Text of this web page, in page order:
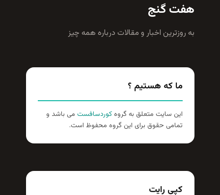
هفت گنج
به روزترين اخبار و مقالات درباره همه چيز
ما که هستیم ؟
این سایت متعلق به گروهکوردسافست می باشد و
تمامی حقوق برای این گروه محفوظ است.
کپی رایت